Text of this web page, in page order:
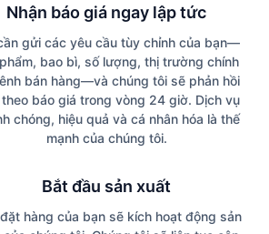
Nhận báo giá ngay lập tức
gửi các yêu cầu tùy chỉnh của bạn—
bao bì, số lượng, thị trường chính
bán hàng—và chúng tôi sẽ phản hồi
theo báo giá trong vòng 24 giờ. Dịch vụ
chóng, hiệu quả và cá nhân hóa là thế
mạnh của chúng tôi.
Bắt đầu sản xuất
hàng của bạn sẽ kích hoạt động sản